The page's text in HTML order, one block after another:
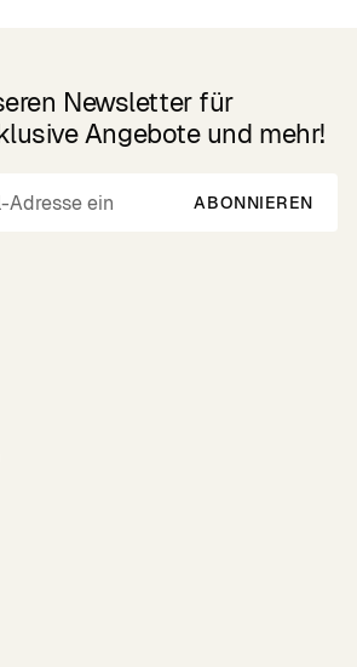
Newsletter für
Angebote und mehr!
ABONNIEREN